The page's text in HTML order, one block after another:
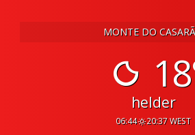
MONTE DO
helder
06:44 20:37 WEST